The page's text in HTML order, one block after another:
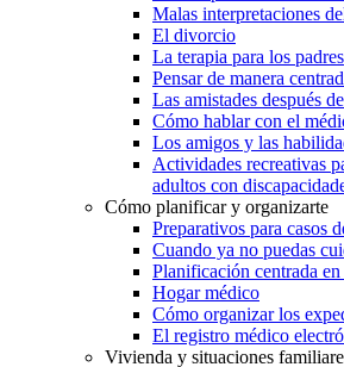
Malas interpretaciones
El divorcio
La terapia para los padres
Pensar de manera
Las amistades después
Cómo hablar con el
Los amigos y las
Actividades recreativas
adultos con
Cómo planificar y organizarte
Preparativos para casos
Cuando ya no puedas
Planificación centrada en
Hogar médico
Cómo organizar los
El registro médico
Vivienda y situaciones